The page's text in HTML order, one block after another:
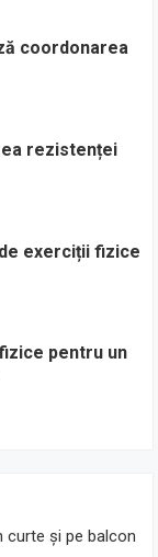
coordonarea
rezistenței
exerciții fizice
pentru un
curte și pe balcon